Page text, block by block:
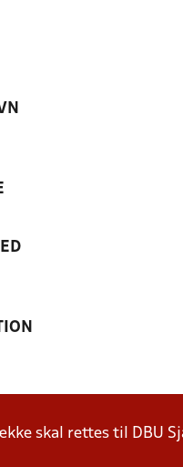
skal rettes til DBU